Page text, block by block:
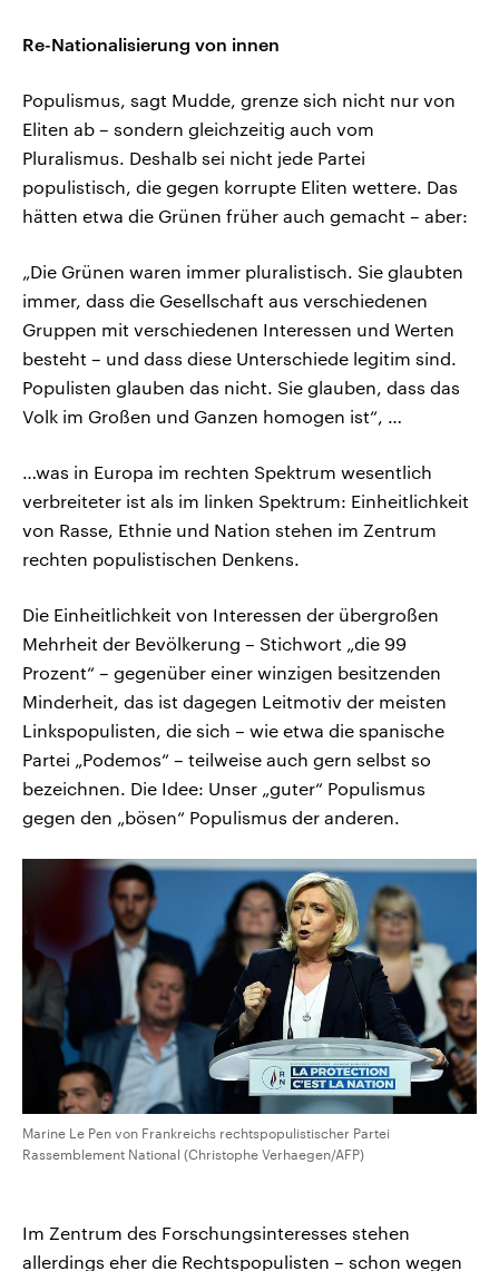
Re-Nationalisierung von innen
Populismus, sagt Mudde, grenze sich nicht nur von
Eliten ab – sondern gleichzeitig auch vom
Pluralismus. Deshalb sei nicht jede Partei
populistisch, die gegen korrupte Eliten wettere. Das
hätten etwa die Grünen früher auch gemacht – aber:
„Die Grünen waren immer pluralistisch. Sie glaubten
immer, dass die Gesellschaft aus verschiedenen
Gruppen mit verschiedenen Interessen und Werten
besteht – und dass diese Unterschiede legitim sind.
Populisten glauben das nicht. Sie glauben, dass das
Volk im Großen und Ganzen homogen ist“, …
…was in Europa im rechten Spektrum wesentlich
verbreiteter ist als im linken Spektrum: Einheitlichkeit
von Rasse, Ethnie und Nation stehen im Zentrum
rechten populistischen Denkens.
Die Einheitlichkeit von Interessen der übergroßen
Mehrheit der Bevölkerung – Stichwort „die 99
Prozent“ – gegenüber einer winzigen besitzenden
Minderheit, das ist dagegen Leitmotiv der meisten
Linkspopulisten, die sich – wie etwa die spanische
Partei „Podemos“ – teilweise auch gern selbst so
bezeichnen. Die Idee: Unser „guter“ Populismus
gegen den „bösen“ Populismus der anderen.
Marine Le Pen von Frankreichs rechtspopulistischer Partei
Rassemblement National (Christophe Verhaegen/AFP)
Im Zentrum des Forschungsinteresses stehen
allerdings eher die Rechtspopulisten – schon wegen